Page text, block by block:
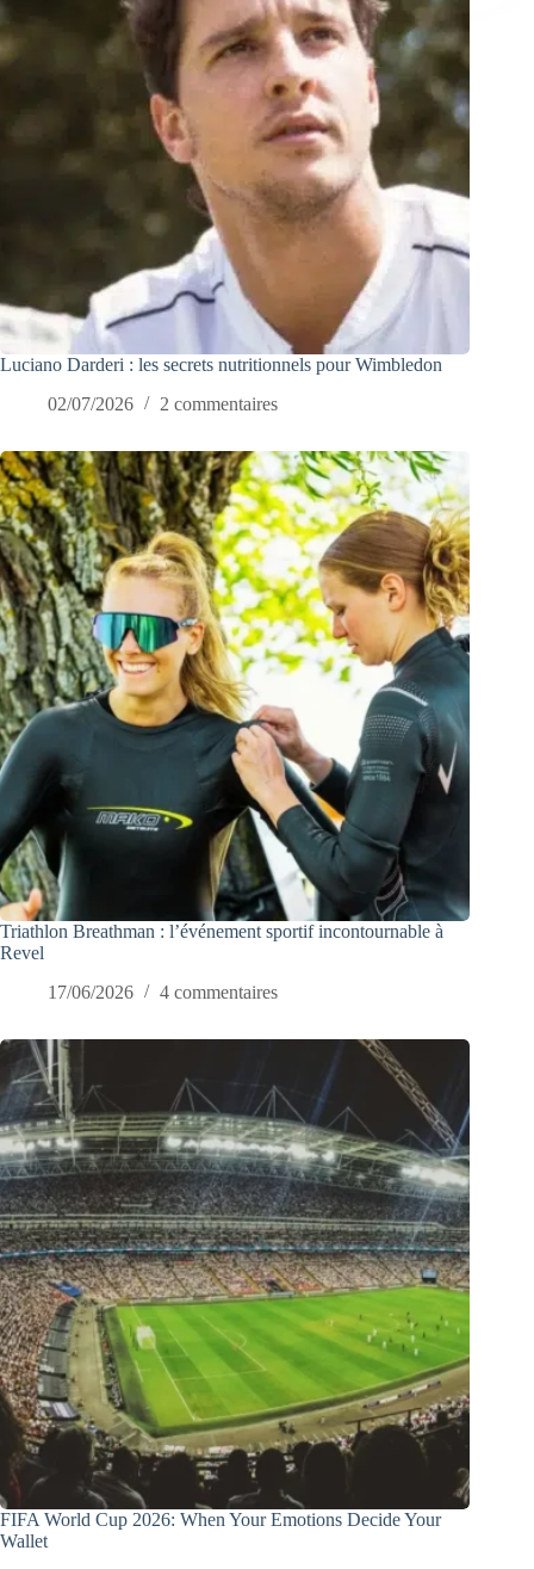
Luciano Darderi : les secrets nutritionnels pour Wimbledon
02/07/2026
2 commentaires
Triathlon Breathman : l’événement sportif incontournable à
Revel
17/06/2026
4 commentaires
FIFA World Cup 2026: When Your Emotions Decide Your
Wallet